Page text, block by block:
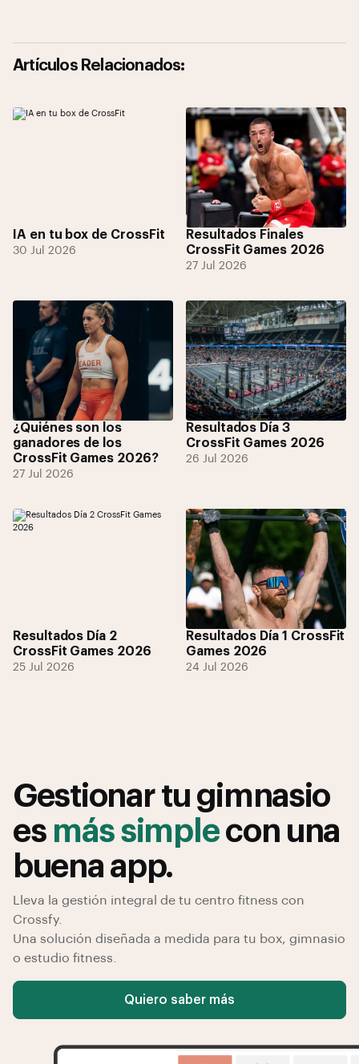
Artículos Relacionados:
IA en tu box de CrossFit
30 Jul 2026
Resultados Finales
CrossFit Games 2026
27 Jul 2026
¿Quiénes son los
ganadores de los
CrossFit Games 2026?
27 Jul 2026
Resultados Día 3
CrossFit Games 2026
26 Jul 2026
Resultados Día 2
CrossFit Games 2026
25 Jul 2026
Resultados Día 1 CrossFit
Games 2026
24 Jul 2026
Gestionar tu gimnasio
es más simplecon una
buena app.
Lleva la gestión integral de tu centro fitness con
Crossfy.
Una solución diseñada a medida para tu box, gimnasio
o estudio fitness.
Quiero saber más